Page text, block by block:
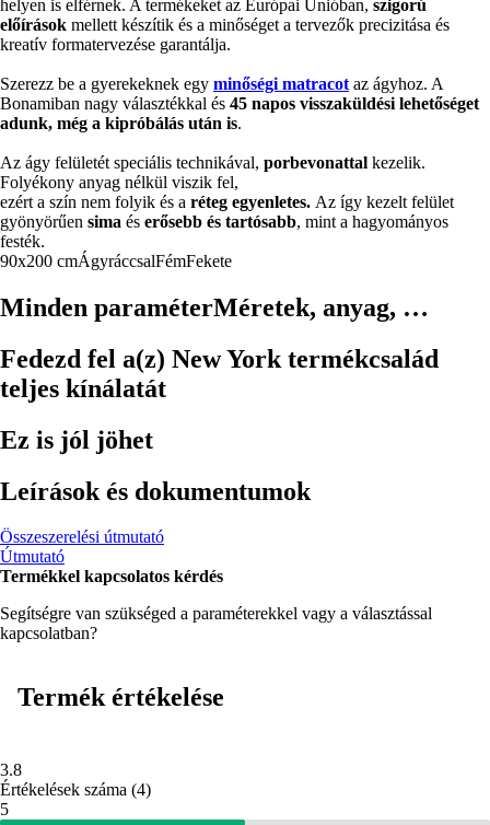
helyen is elférnek. A termékeket az Európai Unióban, szigorú
előírások mellett készítik és a minőséget a tervezők precizitása és
kreatív formatervezése garantálja.
Szerezz be a gyerekeknek egy minőségi matracot az ágyhoz. A
Bonamiban nagy választékkal és 45 napos visszaküldési lehetőséget
adunk, még a kipróbálás után is.
Az ágy felületét speciális technikával, porbevonattal kezelik.
Folyékony anyag nélkül viszik fel,
ezért a szín nem folyik és a réteg egyenletes. Az így kezelt felület
gyönyörűen sima és erősebb és tartósabb, mint a hagyományos
festék.
90x200 cmÁgyráccsalFémFekete
Minden paraméterMéretek, anyag, …
Fedezd fel a(z) New York termékcsalád
teljes kínálatát
Ez is jól jöhet
Leírások és dokumentumok
Összeszerelési útmutató
Útmutató
Termékkel kapcsolatos kérdés
Segítségre van szükséged a paraméterekkel vagy a választással
kapcsolatban?
Termék értékelése
3.8
Értékelések száma (4)
5